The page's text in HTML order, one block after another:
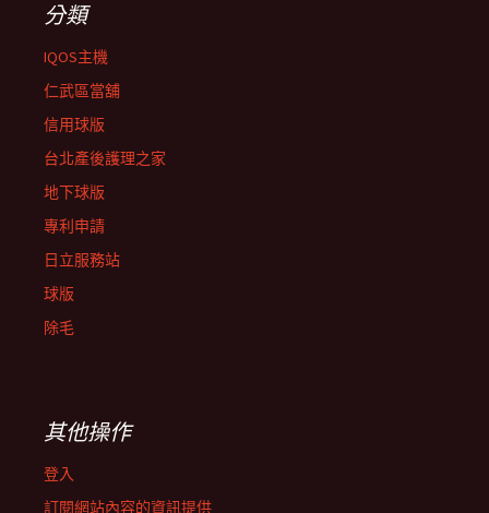
分類
IQOS主機
仁武區當舖
信用球版
台北產後護理之家
地下球版
專利申請
日立服務站
球版
除毛
其他操作
登入
訂閱網站內容的資訊提供